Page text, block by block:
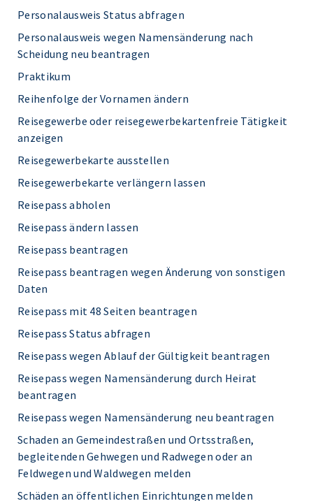
Personalausweis Status abfragen
Personalausweis wegen Namensänderung nach
Scheidung neu beantragen
Praktikum
Reihenfolge der Vornamen ändern
Reisegewerbe oder reisegewerbekartenfreie Tätigkeit
anzeigen
Reisegewerbekarte ausstellen
Reisegewerbekarte verlängern lassen
Reisepass abholen
Reisepass ändern lassen
Reisepass beantragen
Reisepass beantragen wegen Änderung von sonstigen
Daten
Reisepass mit 48 Seiten beantragen
Reisepass Status abfragen
Reisepass wegen Ablauf der Gültigkeit beantragen
Reisepass wegen Namensänderung durch Heirat
beantragen
Reisepass wegen Namensänderung neu beantragen
Schaden an Gemeindestraßen und Ortsstraßen,
begleitenden Gehwegen und Radwegen oder an
Feldwegen und Waldwegen melden
Schäden an öffentlichen Einrichtungen melden